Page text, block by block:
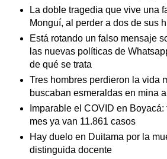
La doble tragedia que vive una
Monguí, al perder a dos de sus
Está rotando un falso mensaje
las nuevas políticas de
de qué se trata
Tres hombres perdieron la vida
buscaban esmeraldas en mina
Imparable el COVID en
mes ya van 11.861 casos
Hay duelo en Duitama por la
distinguida docente